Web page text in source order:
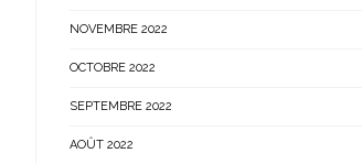
NOVEMBRE 2022
OCTOBRE 2022
SEPTEMBRE 2022
AOÛT 2022